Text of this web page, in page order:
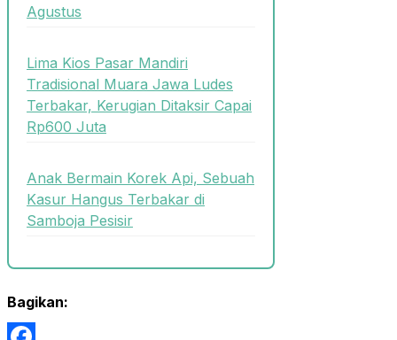
Agustus
Lima Kios Pasar Mandiri
Tradisional Muara Jawa Ludes
Terbakar, Kerugian Ditaksir Capai
Rp600 Juta
Anak Bermain Korek Api, Sebuah
Kasur Hangus Terbakar di
Samboja Pesisir
Bagikan: